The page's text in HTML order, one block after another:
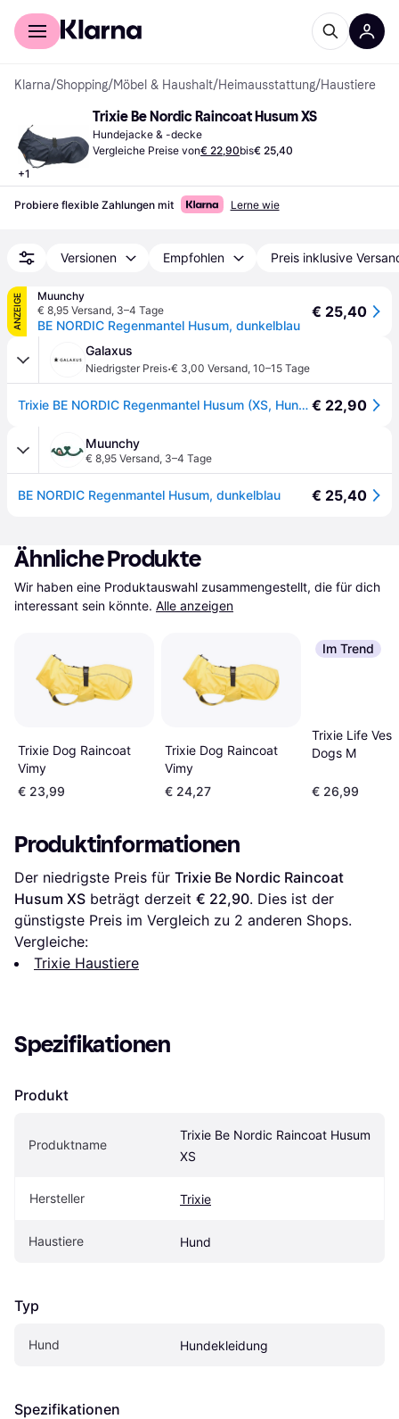
Für Shopper
Klarna/Shopping/Möbel & Haushalt/Heimausstattung/Haustiere
+1
Trixie Be Nordic Raincoat Husum XS
Hundejacke & -decke
Vergleiche Preise von€ 22,90bis€ 25,40
Probiere flexible Zahlungen mit Lerne wie
Versionen Empfohlen Preis inklusive
ANZEIGE
Muunchy
€ 8,95 Versand, 3–4 Tage
BE NORDIC Regenmantel Husum, dunkelblau
€ 25,40
Galaxus
Niedrigster Preis·€ 3,00 Versand, 10–15 Tage
Trixie BE NORDIC Regenmantel Husum (XS, Hunderegenmantel), Hundebekleidung € 22,90
Muunchy
€ 8,95 Versand, 3–4 Tage
BE NORDIC Regenmantel Husum, dunkelblau € 25,40
Ähnliche Produkte
Wir haben eine Produktauswahl zusammengestellt, die für dich
interessant sein könnte. Alle anzeigen
Trixie Dog Raincoat
Vimy
€ 23,99
Trixie Dog Raincoat
Vimy
€ 24,27
Im Trend
Trixie Life
Dogs M
€ 26,99
Produktinformationen
Der niedrigste Preis für Trixie Be Nordic Raincoat
Husum XS beträgt derzeit € 22,90. Dies ist der
günstigste Preis im Vergleich zu 2 anderen Shops.
Vergleiche:
Trixie Haustiere
Spezifikationen
Produkt
Produktname
Trixie Be Nordic Raincoat Husum
XS
Hersteller Trixie
Haustiere Hund
Typ
Hund Hundekleidung
Spezifikationen